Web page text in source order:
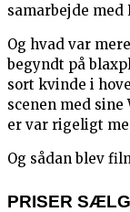
samarbejde med
Og hvad var
begyndt på
sort kvinde i
scenen med
er var rigeligt
Og sådan blev
PRISER